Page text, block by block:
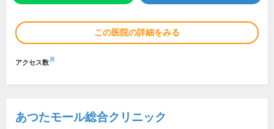
この医院の詳細をみる
アクセス数※
あつたモール総合クリニック